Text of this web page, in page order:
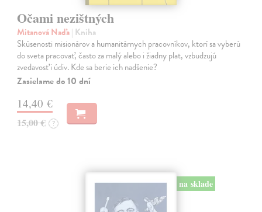
Očami nezištných
Mitanová Naďa| Kniha
Skúsenosti misionárov a humanitárnych pracovníkov, ktorí sa vyberú
do sveta pracovať, často za malý alebo i žiadny plat, vzbudzujú
zvedavosť i údiv. Kde sa berie ich nadšenie?
Zasielame do 10 dní
14,40 €
15,00 € ?
na sklade